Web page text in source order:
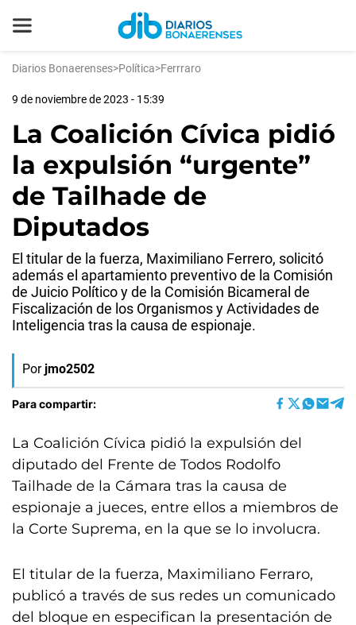
Diarios Bonaerenses>Política>Ferrraro
9 de noviembre de 2023 - 15:39
La Coalición Cívica pidió
la expulsión “urgente”
de Tailhade de
Diputados
El titular de la fuerza, Maximiliano Ferrero, solicitó
además el apartamiento preventivo de la Comisión
de Juicio Político y de la Comisión Bicameral de
Fiscalización de los Organismos y Actividades de
Inteligencia tras la causa de espionaje.
Por jmo2502
Para compartir:
La Coalición Cívica pidió la expulsión del
diputado del Frente de Todos Rodolfo
Tailhade de la Cámara tras la causa de
espionaje a jueces, entre ellos a miembros de
la Corte Suprema, en la que se lo involucra.
El titular de la fuerza, Maximiliano Ferraro,
publicó a través de sus redes un comunicado
del bloque en especifican la presentación de